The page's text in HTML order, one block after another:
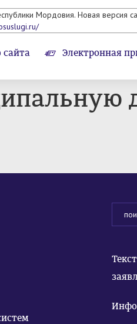
Мордовия. Новая версия
Электронная